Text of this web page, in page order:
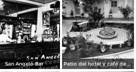
San Angelo Bar Patio del hotel y café de Mrs. Crosby